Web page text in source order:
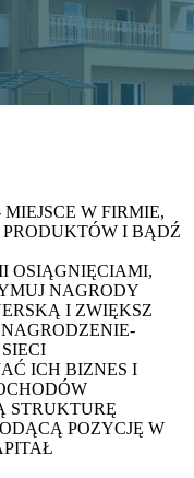
MIEJSCE W FIRMIE,
I BĄDŹ
OSIĄGNIĘCIAMI,
NAGRODY
I ZWIĘKSZ
ICH BIZNES I
STRUKTURĘ
POZYCJĘ W